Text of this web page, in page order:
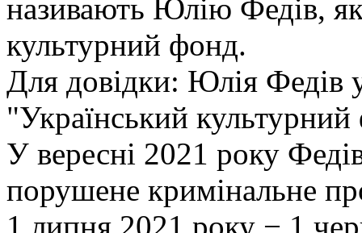
називають Юлію Федів,
культурний фонд.
Для довідки: Юлія Федів
"Український
У вересні 2021 року
порушене кримінальне
1 липня 2021 року − 1